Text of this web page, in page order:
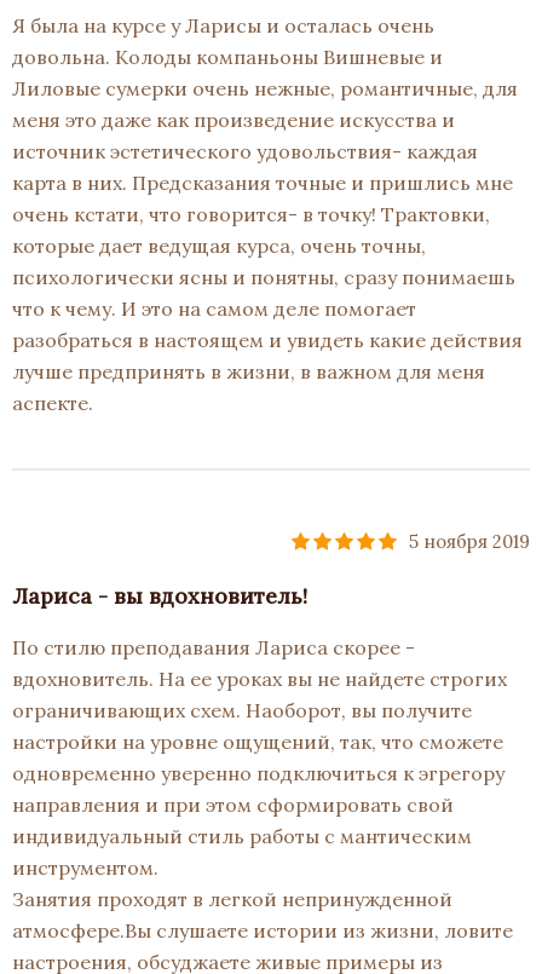
Я была на курсе у Ларисы и осталась очень
довольна. Колоды компаньоны Вишневые и
Лиловые сумерки очень нежные, романтичные, для
меня это даже как произведение искусства и
источник эстетического удовольствия- каждая
карта в них. Предсказания точные и пришлись мне
очень кстати, что говорится- в точку! Трактовки,
которые дает ведущая курса, очень точны,
психологически ясны и понятны, сразу понимаешь
что к чему. И это на самом деле помогает
разобраться в настоящем и увидеть какие действия
лучше предпринять в жизни, в важном для меня
аспекте.
5 ноября 2019
Лариса - вы вдохновитель!
По стилю преподавания Лариса скорее -
вдохновитель. На ее уроках вы не найдете строгих
ограничивающих схем. Наоборот, вы получите
настройки на уровне ощущений, так, что сможете
одновременно уверенно подключиться к эгрегору
направления и при этом сформировать свой
индивидуальный стиль работы с мантическим
инструментом.
Занятия проходят в легкой непринужденной
атмосфере.Вы слушаете истории из жизни, ловите
настроения, обсуджаете живые примеры из